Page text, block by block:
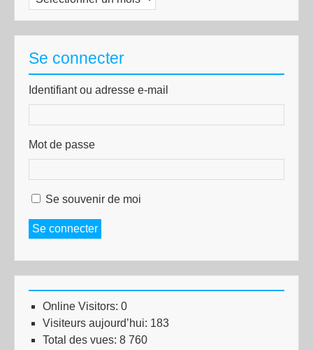
Se connecter
Identifiant ou adresse e-mail
Mot de passe
Se souvenir de moi
Se connecter
Online Visitors: 0
Visiteurs aujourd’hui: 183
Total des vues: 8 760